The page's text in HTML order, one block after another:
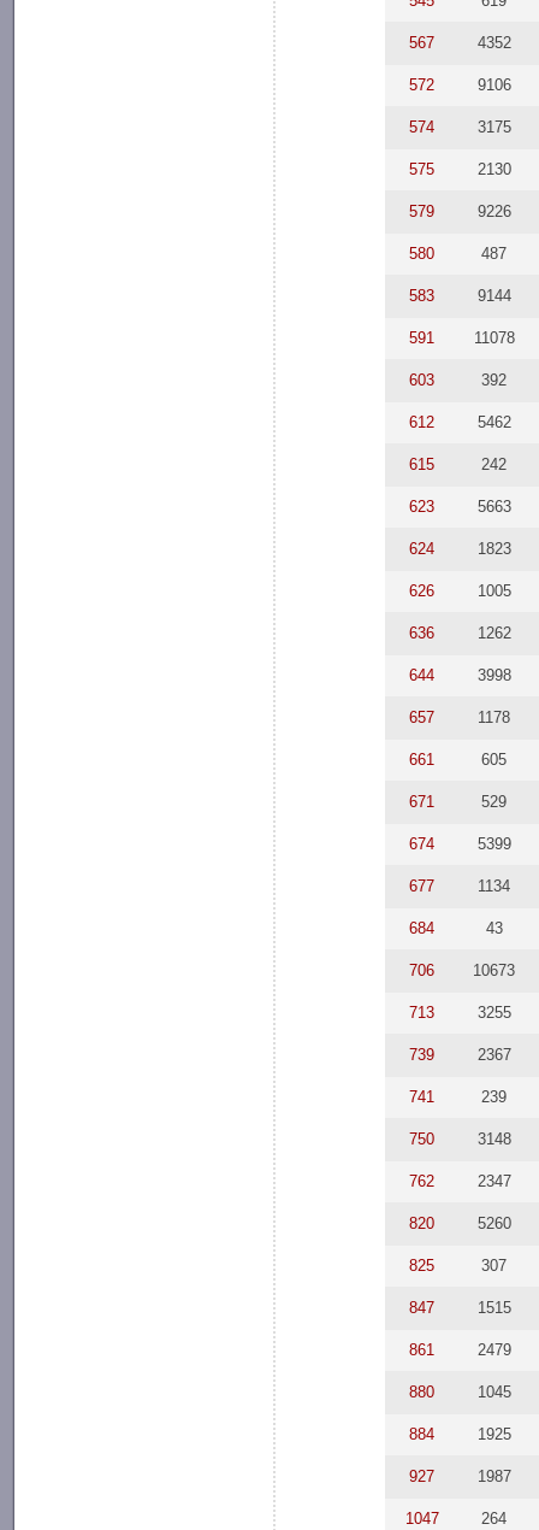
567 4352
572 9106
574 3175
575 2130
579 9226
580 487
583 9144
591 11078
603 392
612 5462
615 242
623 5663
624 1823
626 1005
636 1262
644 3998
657 1178
661 605
671 529
674 5399
677 1134
684 43
706 10673
713 3255
739 2367
741 239
750 3148
762 2347
820 5260
825 307
847 1515
861 2479
880 1045
884 1925
927 1987
1047 264